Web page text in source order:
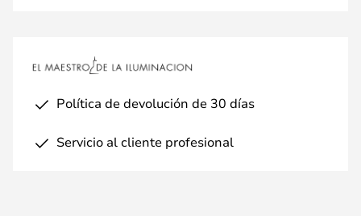
Política de devolución de 30 días
Servicio al cliente profesional